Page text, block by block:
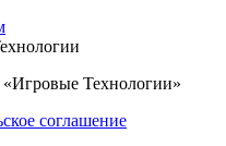
Технологии»
соглашение